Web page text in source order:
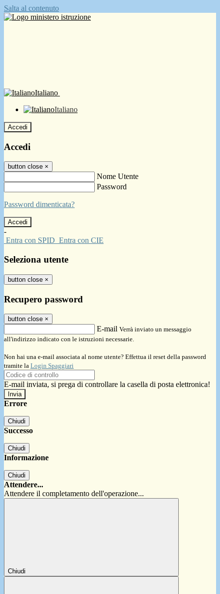
Salta al contenuto
Italiano
Italiano
Accedi
Accedi
button close ×
Nome Utente
Password
Password dimenticata?
-
Entra con SPID Entra con CIE
Seleziona utente
button close ×
Recupero password
button close ×
E-mail Verrà inviato un messaggio
all'indirizzo indicato con le istruzioni necessarie.
Non hai una e-mail associata al nome utente? Effettua il reset della password
tramite la Login Spaggiari
E-mail inviata, si prega di controllare la casella di posta elettronica!
Errore
Chiudi
Successo
Chiudi
Informazione
Chiudi
Attendere...
Attendere il completamento dell'operazione...
Chiudi